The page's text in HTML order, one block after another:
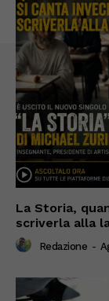
La Storia,
scriverla alla
Redazione -